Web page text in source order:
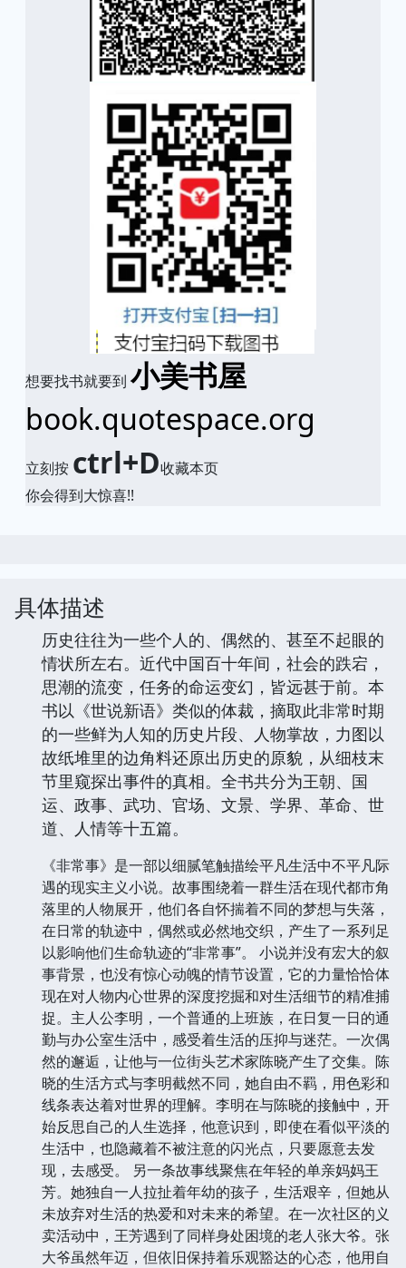
想要找书就要到 小美书屋
book.quotespace.org
立刻按 ctrl+D收藏本页
你会得到大惊喜!!
具体描述
历史往往为一些个人的、偶然的、甚至不起眼的
情状所左右。近代中国百十年间，社会的跌宕，
思潮的流变，任务的命运变幻，皆远甚于前。本
书以《世说新语》类似的体裁，摘取此非常时期
的一些鲜为人知的历史片段、人物掌故，力图以
故纸堆里的边角料还原出历史的原貌，从细枝末
节里窥探出事件的真相。全书共分为王朝、国
运、政事、武功、官场、文景、学界、革命、世
道、人情等十五篇。
《非常事》是一部以细腻笔触描绘平凡生活中不平凡际
遇的现实主义小说。故事围绕着一群生活在现代都市角
落里的人物展开，他们各自怀揣着不同的梦想与失落，
在日常的轨迹中，偶然或必然地交织，产生了一系列足
以影响他们生命轨迹的“非常事”。 小说并没有宏大的叙
事背景，也没有惊心动魄的情节设置，它的力量恰恰体
现在对人物内心世界的深度挖掘和对生活细节的精准捕
捉。主人公李明，一个普通的上班族，在日复一日的通
勤与办公室生活中，感受着生活的压抑与迷茫。一次偶
然的邂逅，让他与一位街头艺术家陈晓产生了交集。陈
晓的生活方式与李明截然不同，她自由不羁，用色彩和
线条表达着对世界的理解。李明在与陈晓的接触中，开
始反思自己的人生选择，他意识到，即使在看似平淡的
生活中，也隐藏着不被注意的闪光点，只要愿意去发
现，去感受。 另一条故事线聚焦在年轻的单亲妈妈王
芳。她独自一人拉扯着年幼的孩子，生活艰辛，但她从
未放弃对生活的热爱和对未来的希望。在一次社区的义
卖活动中，王芳遇到了同样身处困境的老人张大爷。张
大爷虽然年迈，但依旧保持着乐观豁达的心态，他用自